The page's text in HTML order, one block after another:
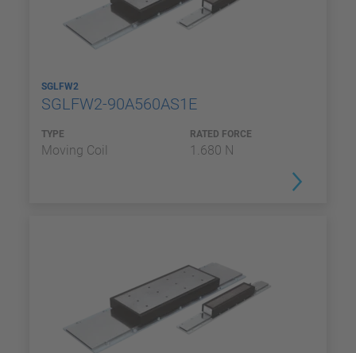
SGLFW2
SGLFW2-90A560AS1E
TYPE
Moving Coil
RATED FORCE
1.680 N